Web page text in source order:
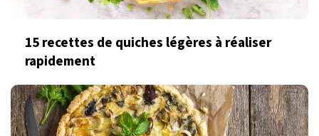
15 recettes de quiches légères à réaliser
rapidement